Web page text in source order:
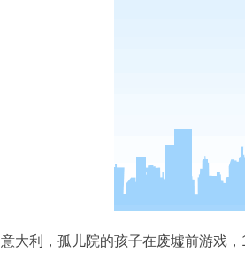
意大利，孤儿院的孩子在废墟前游戏